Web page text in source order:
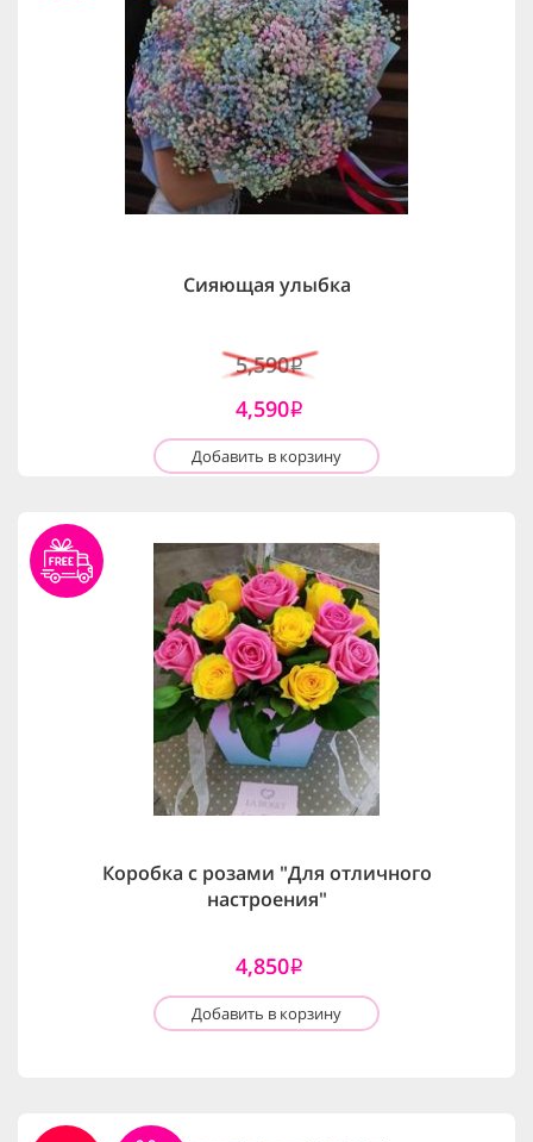
Сияющая улыбка
5,590i
4,590i
Добавить в корзину
Коробка с розами "Для отличного
настроения"
4,850i
Добавить в корзину